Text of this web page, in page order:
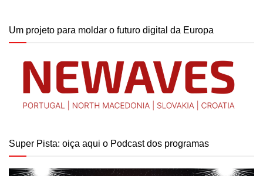
Um projeto para moldar o futuro digital da Europa
Super Pista: oiça aqui o Podcast dos programas